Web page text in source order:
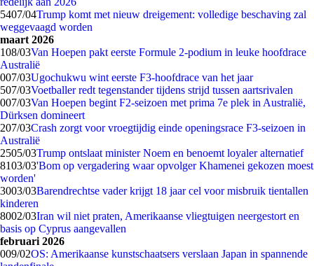
5407/04Trump komt met nieuw dreigement: volledige beschaving zal
weggevaagd worden
maart 2026
108/03Van Hoepen pakt eerste Formule 2-podium in leuke hoofdrace
Australië
007/03Ugochukwu wint eerste F3-hoofdrace van het jaar
507/03Voetballer redt tegenstander tijdens strijd tussen aartsrivalen
007/03Van Hoepen begint F2-seizoen met prima 7e plek in Australië,
Dürksen domineert
207/03Crash zorgt voor vroegtijdig einde openingsrace F3-seizoen in
Australië
2505/03Trump ontslaat minister Noem en benoemt loyaler alternatief
8103/03'Bom op vergadering waar opvolger Khamenei gekozen moest
worden'
3003/03Barendrechtse vader krijgt 18 jaar cel voor misbruik tientallen
kinderen
8002/03Iran wil niet praten, Amerikaanse vliegtuigen neergestort en
basis op Cyprus aangevallen
februari 2026
009/02OS: Amerikaanse kunstschaatsers verslaan Japan in spannende